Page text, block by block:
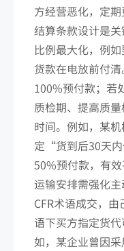
方经营恶化，定期
结算条款设计是
比例最大化，例
货款在电放前付
100%预付款；若
质检期、提高质
时间。例如，某
定“货到后30天
50%预付款，有效
运输安排需强化
CFR术语成交，
语下买方指定货
如，某企业曾因